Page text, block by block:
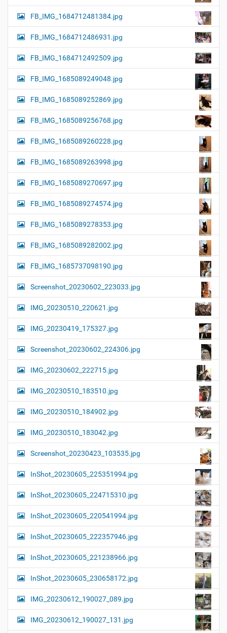
FB_IMG_1684712481384.jpg
FB_IMG_1684712486931.jpg
FB_IMG_1684712492509.jpg
FB_IMG_1685089249048.jpg
FB_IMG_1685089252869.jpg
FB_IMG_1685089256768.jpg
FB_IMG_1685089260228.jpg
FB_IMG_1685089263998.jpg
FB_IMG_1685089270697.jpg
FB_IMG_1685089274574.jpg
FB_IMG_1685089278353.jpg
FB_IMG_1685089282002.jpg
FB_IMG_1685737098190.jpg
Screenshot_20230602_223033.jpg
IMG_20230510_220621.jpg
IMG_20230419_175327.jpg
Screenshot_20230602_224306.jpg
IMG_20230602_222715.jpg
IMG_20230510_183510.jpg
IMG_20230510_184902.jpg
IMG_20230510_183042.jpg
Screenshot_20230423_103535.jpg
InShot_20230605_225351994.jpg
InShot_20230605_224715310.jpg
InShot_20230605_220541994.jpg
InShot_20230605_222357946.jpg
InShot_20230605_221238966.jpg
InShot_20230605_230658172.jpg
IMG_20230612_190027_089.jpg
IMG_20230612_190027_131.jpg